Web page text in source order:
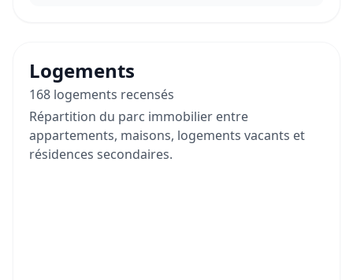
Logements
168 logements recensés
Répartition du parc immobilier entre
appartements, maisons, logements vacants et
résidences secondaires.